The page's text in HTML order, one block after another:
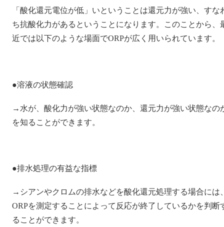
「酸化還元電位が低」いということは還元力が強い、すな
ち抗酸化力があるということになります。このことから、
近では以下のような場面でORPが広く用いられています。
●溶液の状態確認
→水が、酸化力が強い状態なのか、還元力が強い状態なの
を知ることができます。
●排水処理の有益な指標
→シアンやクロムの排水などを酸化還元処理する場合には
ORPを測定することによって反応が終了しているかを判断
ることができます。